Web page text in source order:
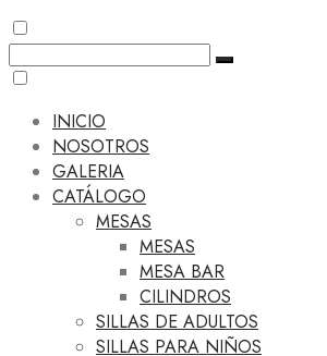
INICIO
NOSOTROS
GALERIA
CATÁLOGO
MESAS
MESAS
MESA BAR
CILINDROS
SILLAS DE ADULTOS
SILLAS PARA NIÑOS